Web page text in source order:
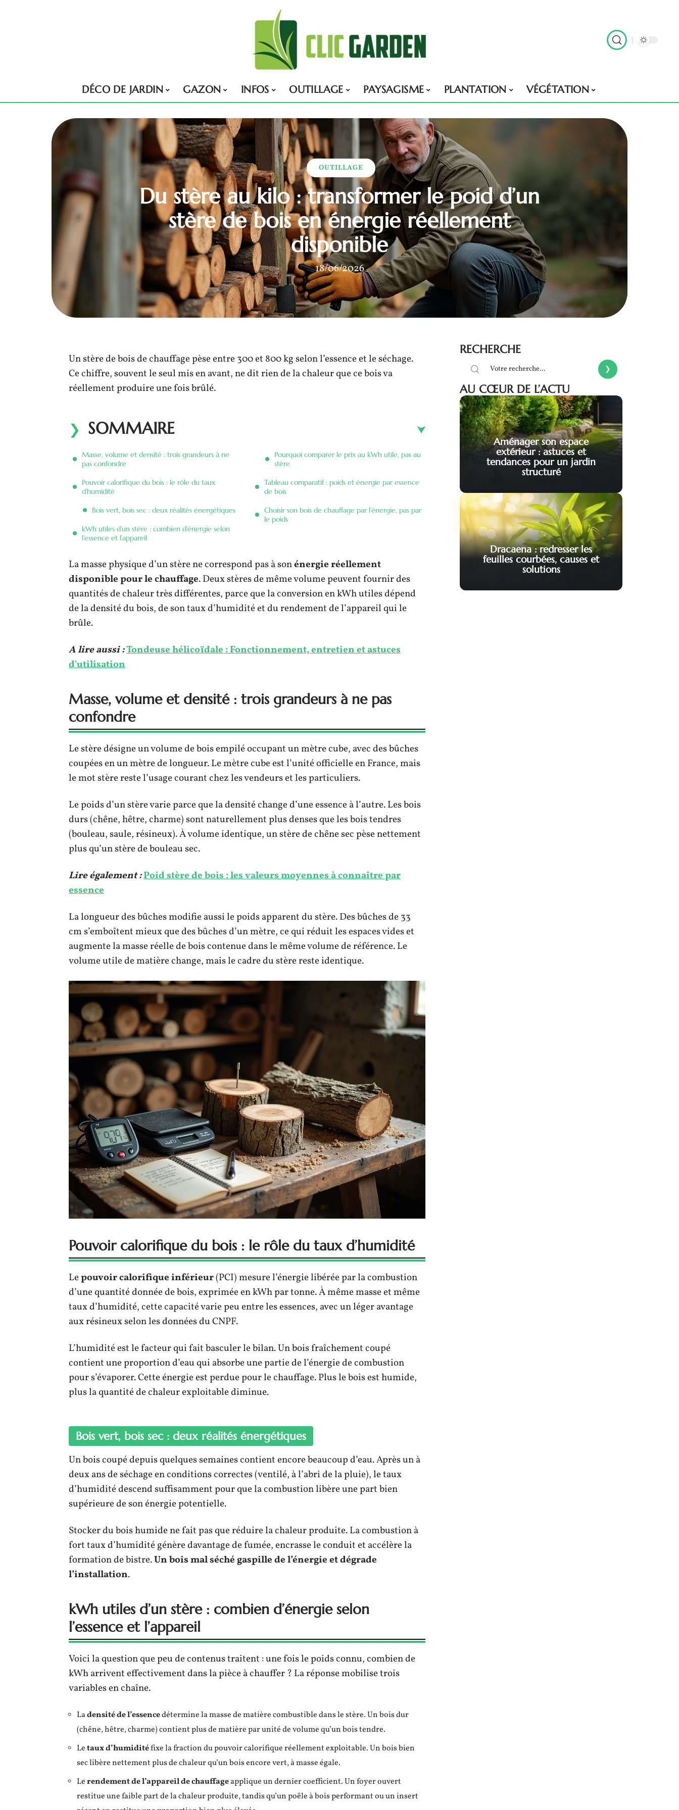
DÉCO DE JARDIN GAZON INFOS OUTILLAGE PAYSAGISME PLANTATION VÉGÉTATION
OUTILLAGE
Du stère au kilo : transformer le poid d’un
stère de bois en énergie réellement
disponible
18/06/2026
Un stère de bois de chauffage pèse entre 300 et 800 kg selon l’essence et le séchage.
Ce chiffre, souvent le seul mis en avant, ne dit rien de la chaleur que ce bois va
réellement produire une fois brûlé.
SOMMAIRE
Masse, volume et densité : trois grandeurs à ne
pas confondre
Pouvoir calorifique du bois : le rôle du taux
d’humidité
Bois vert, bois sec : deux réalités énergétiques
kWh utiles d’un stère : combien d’énergie selon
l’essence et l’appareil
Pourquoi comparer le prix au kWh utile, pas au
stère
Tableau comparatif : poids et énergie par essence
de bois
Choisir son bois de chauffage par l’énergie, pas par
le poids
La masse physique d’un stère ne correspond pas à sonénergie réellement
disponible pour le chauffage. Deux stères de même volume peuvent fournir des
quantités de chaleur très différentes, parce que la conversion en kWh utiles dépend
de la densité du bois, de son taux d’humidité et du rendement de l’appareil qui le
brûle.
A lire aussi :Tondeuse hélicoïdale : Fonctionnement, entretien et astuces
d'utilisation
Masse, volume et densité : trois grandeurs à ne pas
confondre
Le stère désigne un volume de bois empilé occupant un mètre cube, avec des bûches
coupées en un mètre de longueur. Le mètre cube est l’unité officielle en France, mais
le mot stère reste l’usage courant chez les vendeurs et les particuliers.
Le poids d’un stère varie parce que la densité change d’une essence à l’autre. Les bois
durs (chêne, hêtre, charme) sont naturellement plus denses que les bois tendres
(bouleau, saule, résineux). À volume identique, un stère de chêne sec pèse nettement
plus qu’un stère de bouleau sec.
Lire également :Poid stère de bois : les valeurs moyennes à connaître par
essence
La longueur des bûches modifie aussi le poids apparent du stère. Des bûches de 33
cm s’emboîtent mieux que des bûches d’un mètre, ce qui réduit les espaces vides et
augmente la masse réelle de bois contenue dans le même volume de référence. Le
volume utile de matière change, mais le cadre du stère reste identique.
Pouvoir calorifique du bois : le rôle du taux d’humidité
Lepouvoir calorifique inférieur(PCI) mesure l’énergie libérée par la combustion
d’une quantité donnée de bois, exprimée en kWh par tonne. À même masse et même
taux d’humidité, cette capacité varie peu entre les essences, avec un léger avantage
aux résineux selon les données du CNPF.
L’humidité est le facteur qui fait basculer le bilan. Un bois fraîchement coupé
contient une proportion d’eau qui absorbe une partie de l’énergie de combustion
pour s’évaporer. Cette énergie est perdue pour le chauffage. Plus le bois est humide,
plus la quantité de chaleur exploitable diminue.
Bois vert, bois sec : deux réalités énergétiques
Un bois coupé depuis quelques semaines contient encore beaucoup d’eau. Après un à
deux ans de séchage en conditions correctes (ventilé, à l’abri de la pluie), le taux
d’humidité descend suffisamment pour que la combustion libère une part bien
supérieure de son énergie potentielle.
Stocker du bois humide ne fait pas que réduire la chaleur produite. La combustion à
fort taux d’humidité génère davantage de fumée, encrasse le conduit et accélère la
formation de bistre.Un bois mal séché gaspille de l’énergie et dégrade
l’installation.
kWh utiles d’un stère : combien d’énergie selon
l’essence et l’appareil
Voici la question que peu de contenus traitent : une fois le poids connu, combien de
kWh arrivent effectivement dans la pièce à chauffer ? La réponse mobilise trois
variables en chaîne.
Ladensité de l’essencedétermine la masse de matière combustible dans le stère. Un bois dur
(chêne, hêtre, charme) contient plus de matière par unité de volume qu’un bois tendre.
Letaux d’humiditéfixe la fraction du pouvoir calorifique réellement exploitable. Un bois bien
sec libère nettement plus de chaleur qu’un bois encore vert, à masse égale.
Lerendement de l’appareil de chauffageapplique un dernier coefficient. Un foyer ouvert
restitue une faible part de la chaleur produite, tandis qu’un poêle à bois performant ou un insert
RECHERCHE
AU CŒUR DE L’ACTU
Aménager son espace
extérieur : astuces et
tendances pour un jardin
structuré
Dracaena : redresser les
feuilles courbées, causes et
solutions